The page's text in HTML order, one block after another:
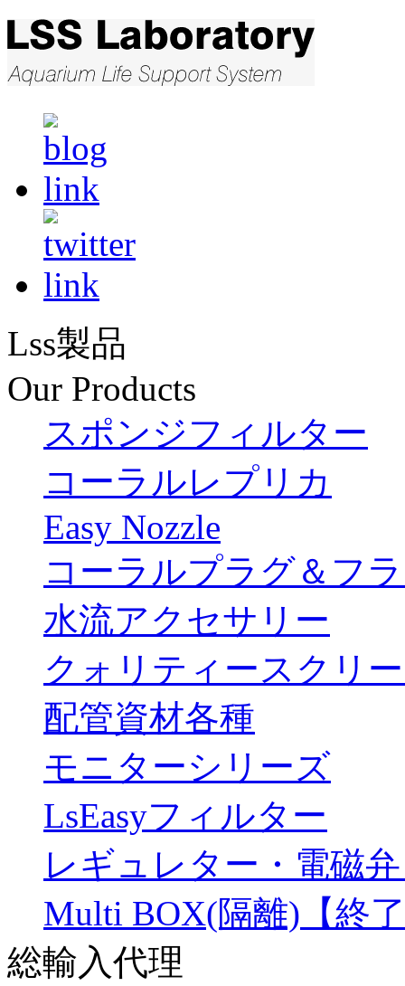
Lss製品
Our Products
スポンジフィルター
コーラルレプリカ
Easy Nozzle
コーラルプラグ＆フ
水流アクセサリー
クォリティースクリ
配管資材各種
モニターシリーズ
LsEasyフィルター
レギュレター・電磁
Multi BOX(隔離)【終
総輸入代理